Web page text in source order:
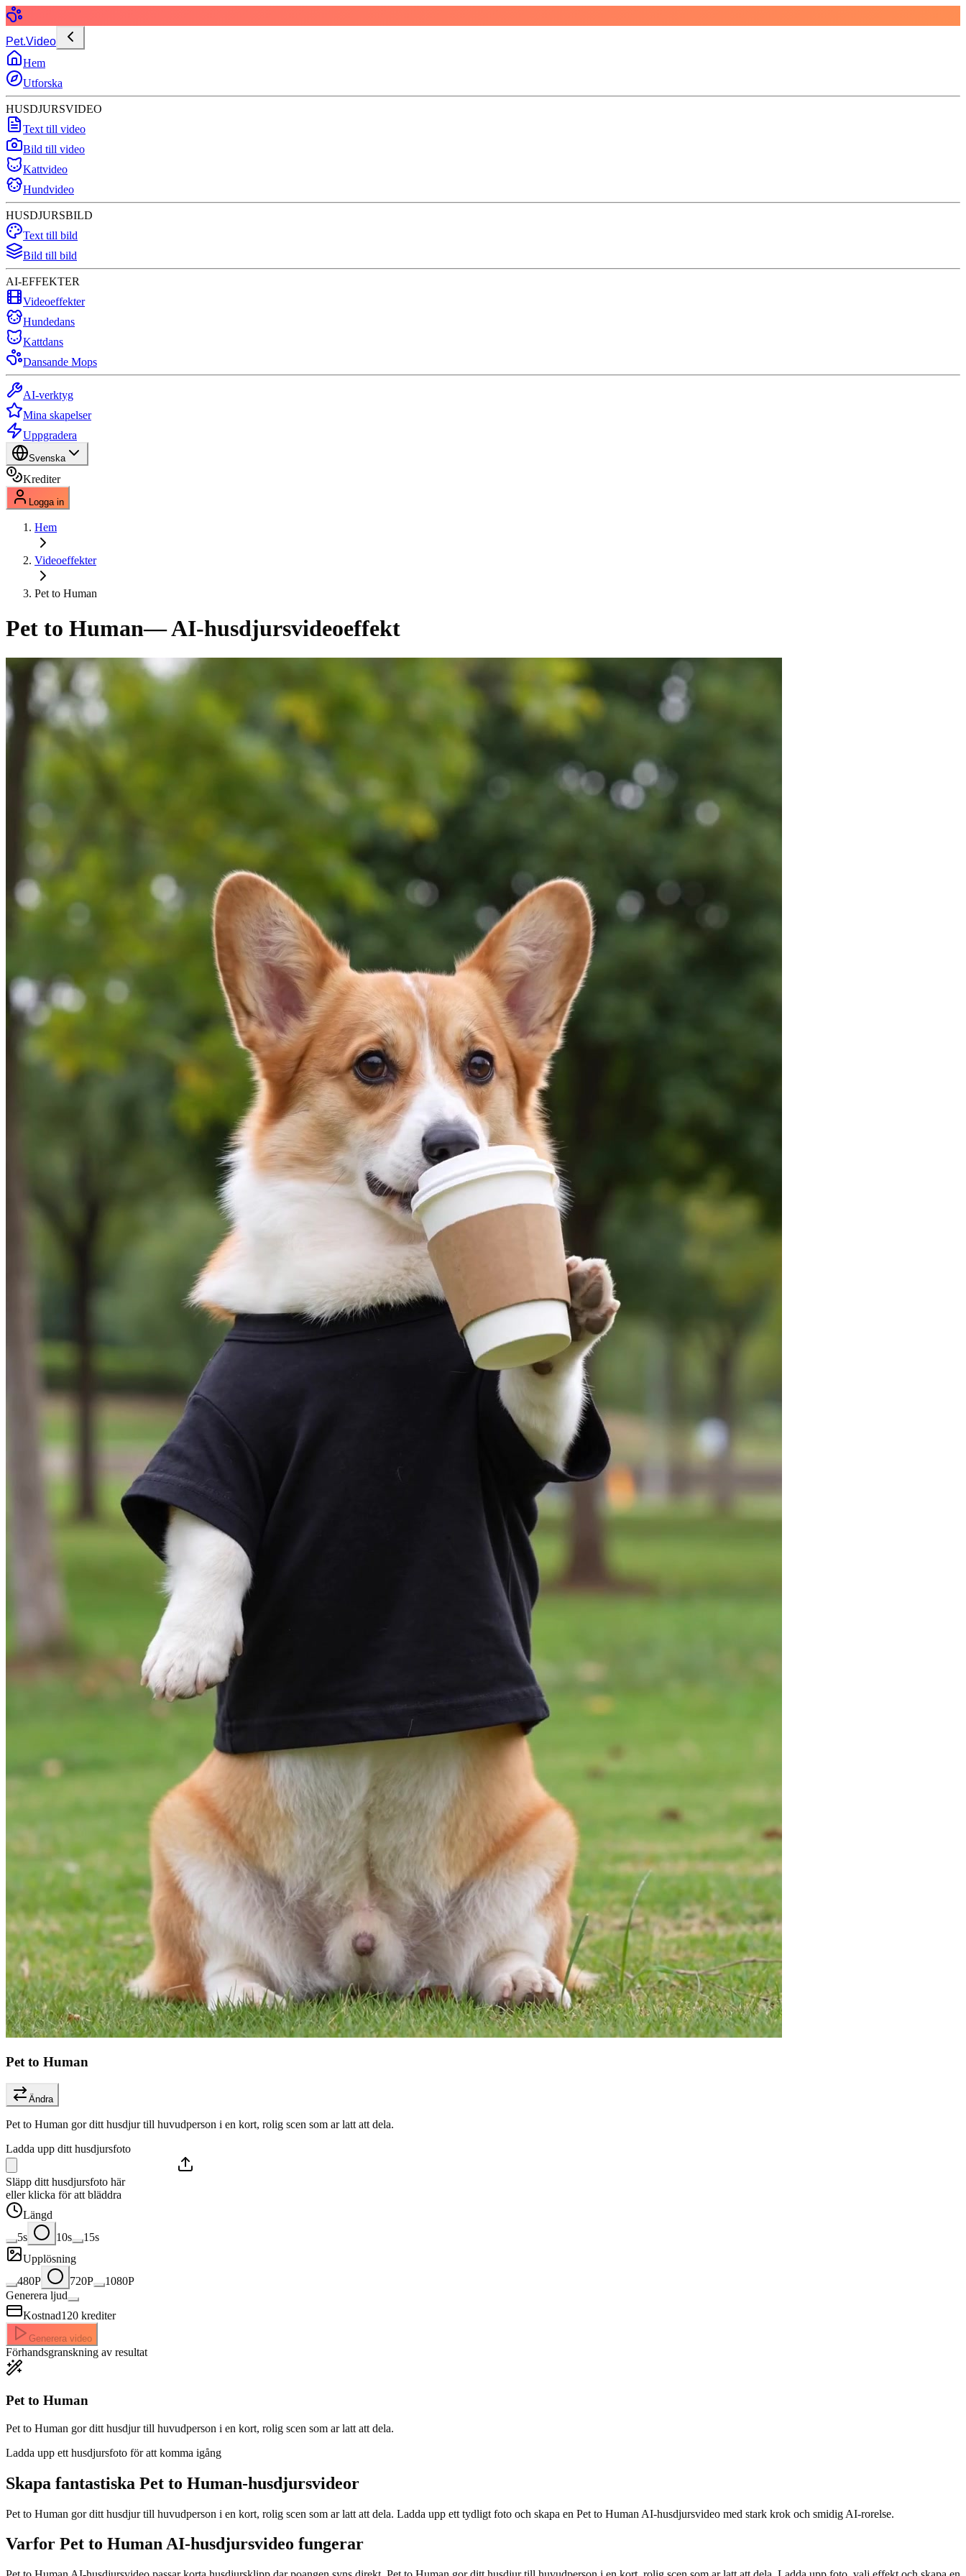
Pet.Video
Hem
Utforska
HUSDJURSVIDEO
Text till video
Bild till video
Kattvideo
Hundvideo
HUSDJURSBILD
Text till bild
Bild till bild
AI-EFFEKTER
Videoeffekter
Hundedans
Kattdans
Dansande Mops
AI-verktyg
Mina skapelser
Uppgradera
Svenska
Krediter
Logga in
Hem
Videoeffekter
Pet to Human
Pet to Human— AI-husdjursvideoeffekt
Pet to Human
Ändra
Pet to Human gor ditt husdjur till huvudperson i en kort, rolig scen som ar latt att dela.
Ladda upp ditt husdjursfoto
Släpp ditt husdjursfoto här
eller klicka för att bläddra
Längd
5s
10s
15s
Upplösning
480P
720P
1080P
Generera ljud
Kostnad120 krediter
Generera video
Förhandsgranskning av resultat
Pet to Human
Pet to Human gor ditt husdjur till huvudperson i en kort, rolig scen som ar latt att dela.
Ladda upp ett husdjursfoto för att komma igång
Skapa fantastiska Pet to Human-husdjursvideor
Pet to Human gor ditt husdjur till huvudperson i en kort, rolig scen som ar latt att dela. Ladda upp ett tydligt foto och skapa en Pet to Human AI-husdjursvideo med stark krok och smidig AI-rorelse.
Varfor Pet to Human AI-husdjursvideo fungerar